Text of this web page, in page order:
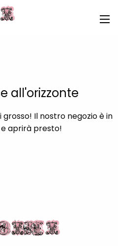
all'orizzonte
Il nostro negozio è in
aprirà presto!